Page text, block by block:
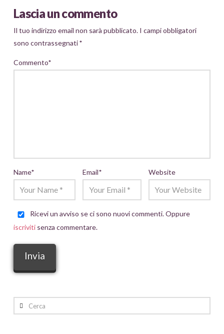
Lascia un commento
Il tuo indirizzo email non sarà pubblicato. I campi obbligatori
sono contrassegnati*
Commento*
Name* Email* Website
Ricevi un avviso se ci sono nuovi commenti. Oppure
iscrivitisenza commentare.
Cerca